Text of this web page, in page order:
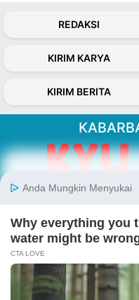
REDAKSI
KIRIM KARYA
KIRIM BERITA
inspiratif